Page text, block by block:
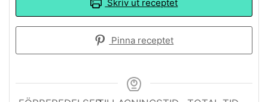
Skriv ut receptet
Pinna receptet